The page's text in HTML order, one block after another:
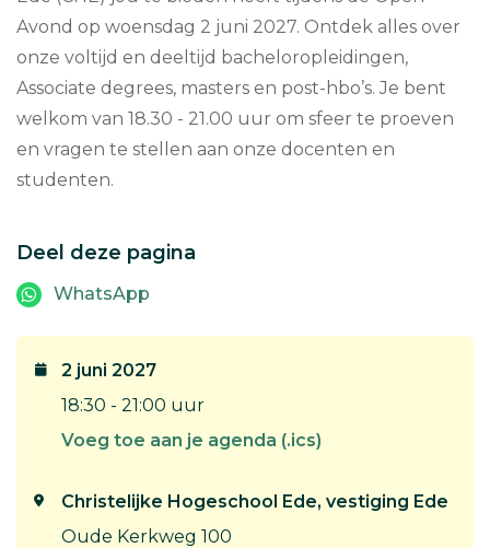
Avond op woensdag 2 juni 2027. Ontdek alles over
onze voltijd en deeltijd bacheloropleidingen,
Associate degrees, masters en post-hbo’s. Je bent
welkom van 18.30 - 21.00 uur om sfeer te proeven
en vragen te stellen aan onze docenten en
studenten.
Deel deze pagina
WhatsApp
2 juni 2027
18:30 - 21:00 uur
Voeg toe aan je agenda (.ics)
Christelijke Hogeschool Ede, vestiging Ede
Oude Kerkweg 100